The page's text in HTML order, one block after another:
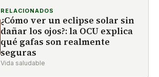
RELACIONADOS
¿Cómo ver un eclipse solar sin
dañar los ojos?: la OCU explica
qué gafas son realmente
seguras
Vida saludable